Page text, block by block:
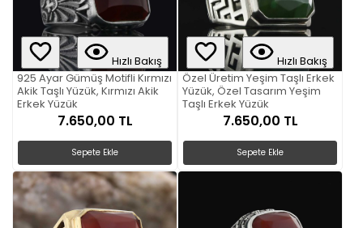
Hızlı Bakış
925 Ayar Gümüş Motifli Kırmızı
Akik Taşlı Yüzük, Kırmızı Akik
Erkek Yüzük
7.650,00 TL
Sepete Ekle
Hızlı Bakış
Özel Üretim Yeşim Taşlı Erkek
Yüzük, Özel Tasarım Yeşim
Taşlı Erkek Yüzük
7.650,00 TL
Sepete Ekle